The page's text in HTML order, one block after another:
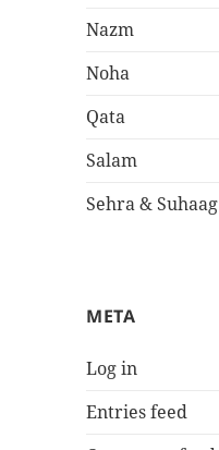
Nazm
Noha
Qata
Salam
Sehra & Suhaag
META
Log in
Entries feed